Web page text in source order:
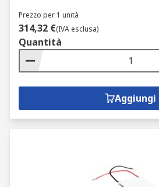
Prezzo per 1 unità
314,32 €(IVA esclusa)
Quantità
Aggiungi